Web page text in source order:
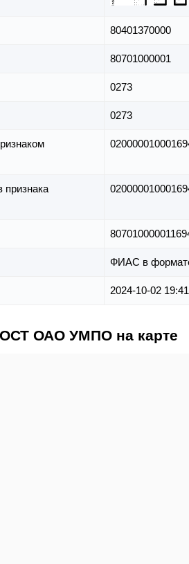
80401370000
80701000001
0273
0273
признака
ФИАС в
2024-10-02
ОСТ ОАО УМПО на карте